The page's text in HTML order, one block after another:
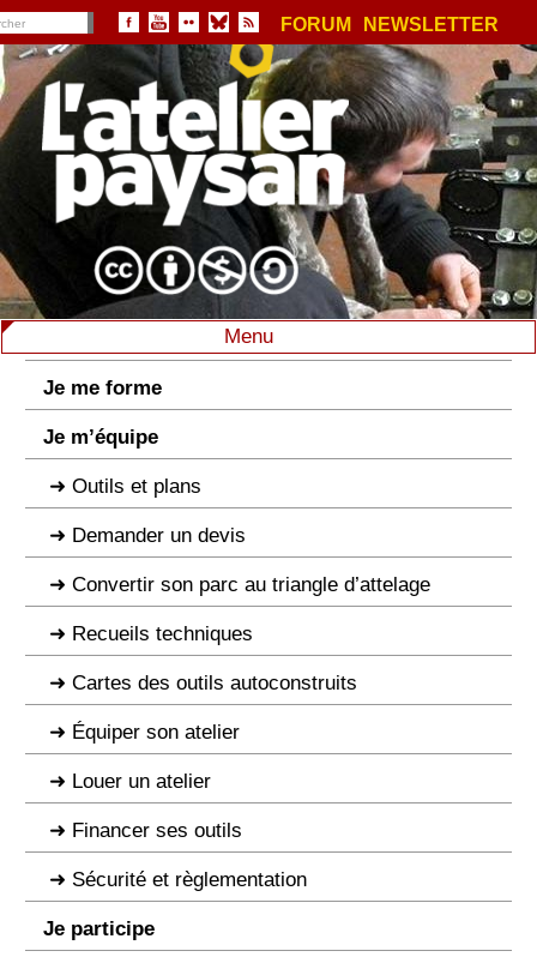
FORUM NEWSLETTER
Menu
Je me forme
Je m’équipe
Outils et plans
Demander un devis
Convertir son parc au triangle d’attelage
Recueils techniques
Cartes des outils autoconstruits
Équiper son atelier
Louer un atelier
Financer ses outils
Sécurité et règlementation
Je participe